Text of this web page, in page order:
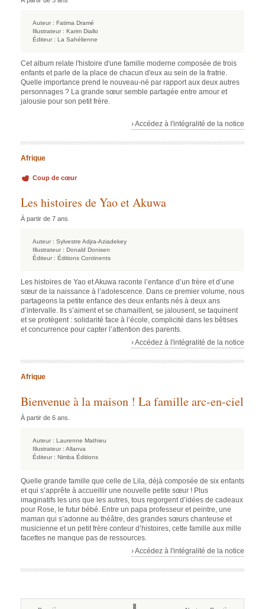
Auteur : Fatima Dramé
Illustrateur : Karim Diallo
Éditeur : La Sahélienne
Cet album relate l'histoire d'une famille moderne composée de trois
enfants et parle de la place de chacun d'eux au sein de la fratrie.
Quelle importance prend le nouveau-né par rapport aux deux autres
personnages ? La grande sœur semble partagée entre amour et
jalousie pour son petit frère.
› Accédez à l'intégralité de la notice
Afrique
Coup de cœur
Les histoires de Yao et Akuwa
À partir de 7 ans
Auteur : Sylvestre Adjra-Aziadekey
Illustrateur : Donald Donisen
Éditeur : Éditions Continents
Les histoires de Yao et Akuwa raconte l’enfance d’un frère et d’une
sœur de la naissance à l’adolescence. Dans ce premier volume, nous
partageons la petite enfance des deux enfants nés à deux ans
d’intervalle. Ils s’aiment et se chamaillent, se jalousent, se taquinent
et se protègent : solidarité face à l’école, complicité dans les bêtises
et concurrence pour capter l’attention des parents.
› Accédez à l'intégralité de la notice
Afrique
Bienvenue à la maison ! La famille arc-en-ciel
À partir de 6 ans.
Auteur : Laurenne Mathieu
Illustrateur : Allanva
Éditeur : Nimba Éditions
Quelle grande famille que celle de Lila, déjà composée de six enfants
et qui s’apprête à accueillir une nouvelle petite sœur ! Plus
imaginatifs les uns que les autres, tous regorgent d’idées de cadeaux
pour Rose, le futur bébé. Entre un papa professeur et peintre, une
maman qui s’adonne au théâtre, des grandes sœurs chanteuse et
musicienne et un petit frère conteur d’histoires, cette famille aux mille
facettes ne manque pas de ressources.
› Accédez à l'intégralité de la notice